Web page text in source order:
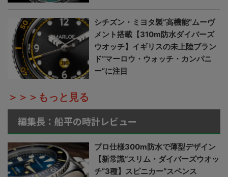
シチズン・ミヨタ製“高機能”ムーヴ
メント搭載【310m防水ダイバーズ
ウオッチ】イギリスの未上陸ブラン
ド“マーロウ・ウォッチ・カンパニ
ー”に注目
＞＞＞もっと見る
編集長：船平の時計レビュー
プロ仕様300m防水で薄型デザイン
【新常識“スリム・ダイバーズウオッ
チ”3種】スピニカー“スペンス